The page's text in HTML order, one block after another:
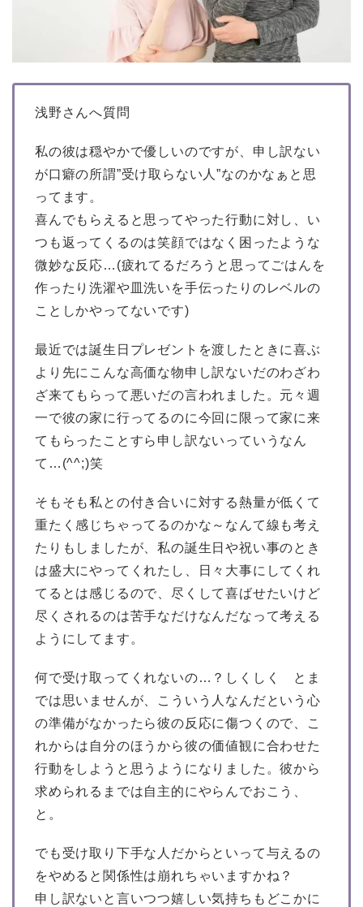
浅野さんへ質問
私の彼は穏やかで優しいのですが、申し訳ない
が口癖の所謂”受け取らない人”なのかなぁと思
ってます。
喜んでもらえると思ってやった行動に対し、い
つも返ってくるのは笑顔ではなく困ったような
微妙な反応…(疲れてるだろうと思ってごはんを
作ったり洗濯や皿洗いを手伝ったりのレベルの
ことしかやってないです)
最近では誕生日プレゼントを渡したときに喜ぶ
より先にこんな高価な物申し訳ないだのわざわ
ざ来てもらって悪いだの言われました。元々週
一で彼の家に行ってるのに今回に限って家に来
てもらったことすら申し訳ないっていうなん
て…(^^;)笑
そもそも私との付き合いに対する熱量が低くて
重たく感じちゃってるのかな～なんて線も考え
たりもしましたが、私の誕生日や祝い事のとき
は盛大にやってくれたし、日々大事にしてくれ
てるとは感じるので、尽くして喜ばせたいけど
尽くされるのは苦手なだけなんだなって考える
ようにしてます。
何で受け取ってくれないの…？しくしく とま
では思いませんが、こういう人なんだという心
の準備がなかったら彼の反応に傷つくので、こ
れからは自分のほうから彼の価値観に合わせた
行動をしようと思うようになりました。彼から
求められるまでは自主的にやらんでおこう、
と。
でも受け取り下手な人だからといって与えるの
をやめると関係性は崩れちゃいますかね？
申し訳ないと言いつつ嬉しい気持ちもどこかに